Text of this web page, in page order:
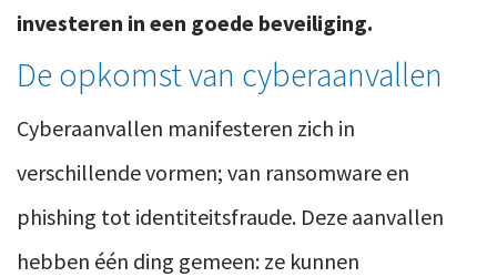
investeren in een goede beveiliging.
De opkomst van cyberaanvallen
Cyberaanvallen manifesteren zich in
verschillende vormen; van ransomware en
phishing tot identiteitsfraude. Deze aanvallen
hebben één ding gemeen: ze kunnen